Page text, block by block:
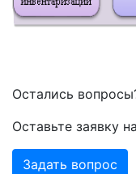
Остались
Оставьте заявку
Задать вопрос